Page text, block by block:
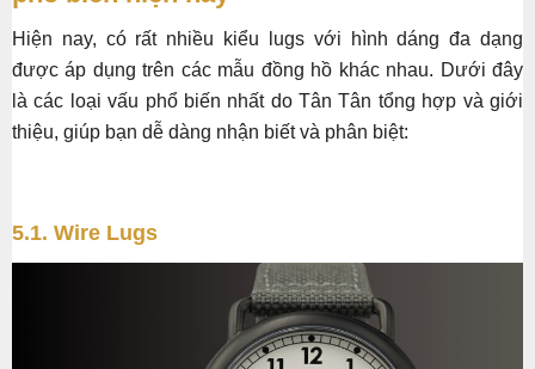
Hiện nay, có rất nhiều kiểu lugs với hình dáng đa dạng
được áp dụng trên các mẫu đồng hồ khác nhau. Dưới đây
là các loại vấu phổ biến nhất do Tân Tân tổng hợp và giới
thiệu, giúp bạn dễ dàng nhận biết và phân biệt:
5.1. Wire Lugs